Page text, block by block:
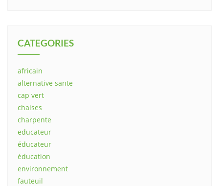
CATEGORIES
africain
alternative sante
cap vert
chaises
charpente
educateur
éducateur
éducation
environnement
fauteuil